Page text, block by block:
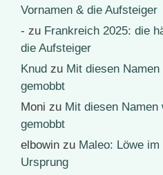
Vornamen & die Aufsteiger
- zu Frankreich 2025: die
die Aufsteiger
Knud zu Mit diesen
gemobbt
Moni zu Mit diesen
gemobbt
elbowin zu Maleo: Löwe
Ursprung